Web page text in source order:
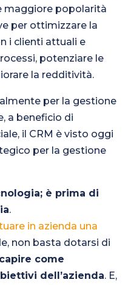
maggiore popolarità
per ottimizzare la
i clienti attuali e
potenziare le
la redditività.
per la gestione
a beneficio di
il CRM è visto oggi
per la gestione
è prima di
.
in azienda una
non basta dotarsi di
capire come
dell’azienda. E,